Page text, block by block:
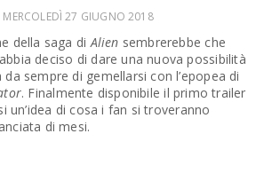
MERCOLEDÌ 27 GIUGNO 2018
della saga diAlien sembrerebbe che
deciso di dare una nuova possibilità
sempre di gemellarsi con l’epopea di
. Finalmente disponibile il primo trailer
un’idea di cosa i fan si troveranno
di mesi.